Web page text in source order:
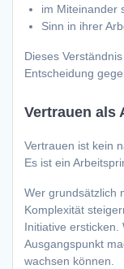
im Miteinander
Sinn in ihrer
Dieses
Entscheidung
Vertrauen als
Vertrauen ist kein
Es ist ein
Wer grundsätzlich
Komplexität
Initiative ersticken.
Ausgangspunkt
wachsen können.